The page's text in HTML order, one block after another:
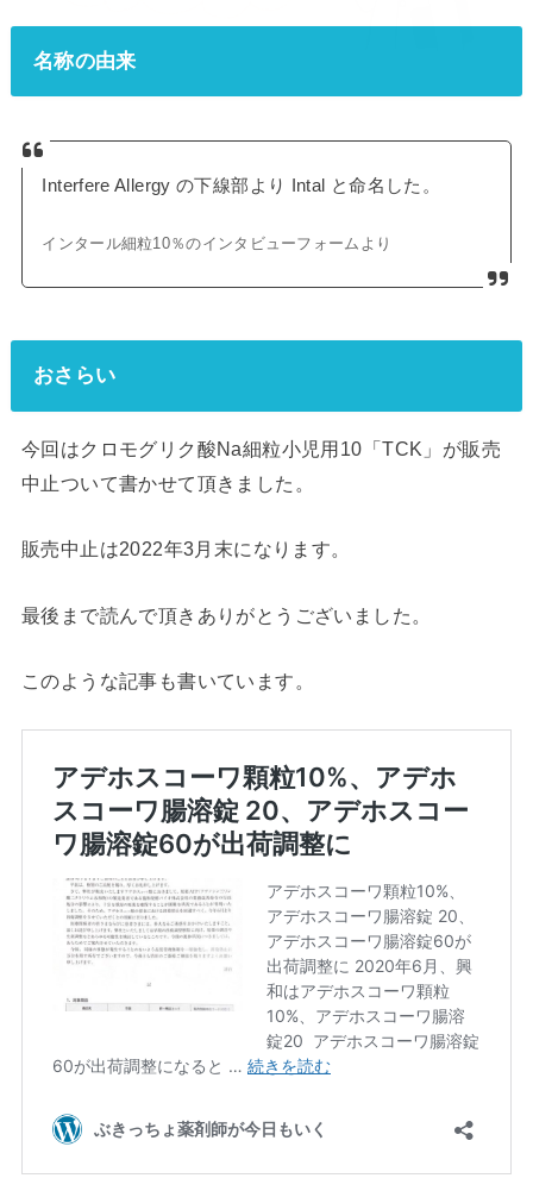
名称の由来
Interfere Allergy の下線部より Intal と命名した。
インタール細粒10％のインタビューフォームより
おさらい
今回はクロモグリク酸Na細粒小児用10「TCK」が販売
中止ついて書かせて頂きました。
販売中止は2022年3月末になります。
最後まで読んで頂きありがとうございました。
このような記事も書いています。